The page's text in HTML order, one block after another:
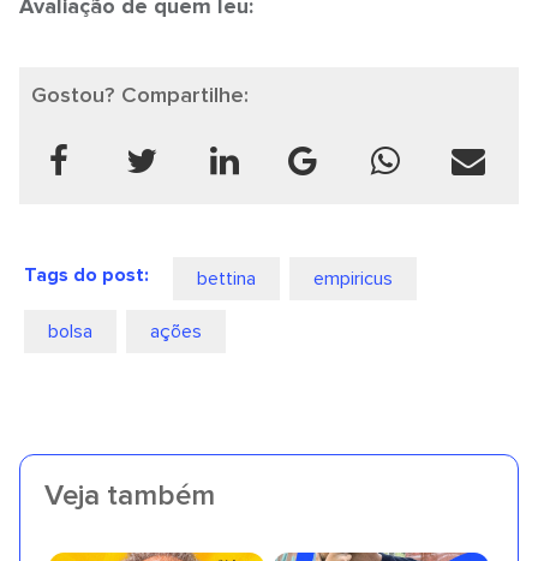
Avaliação de quem leu:
Gostou? Compartilhe:
Tags do post: bettina empiricus
bolsa ações
Veja também